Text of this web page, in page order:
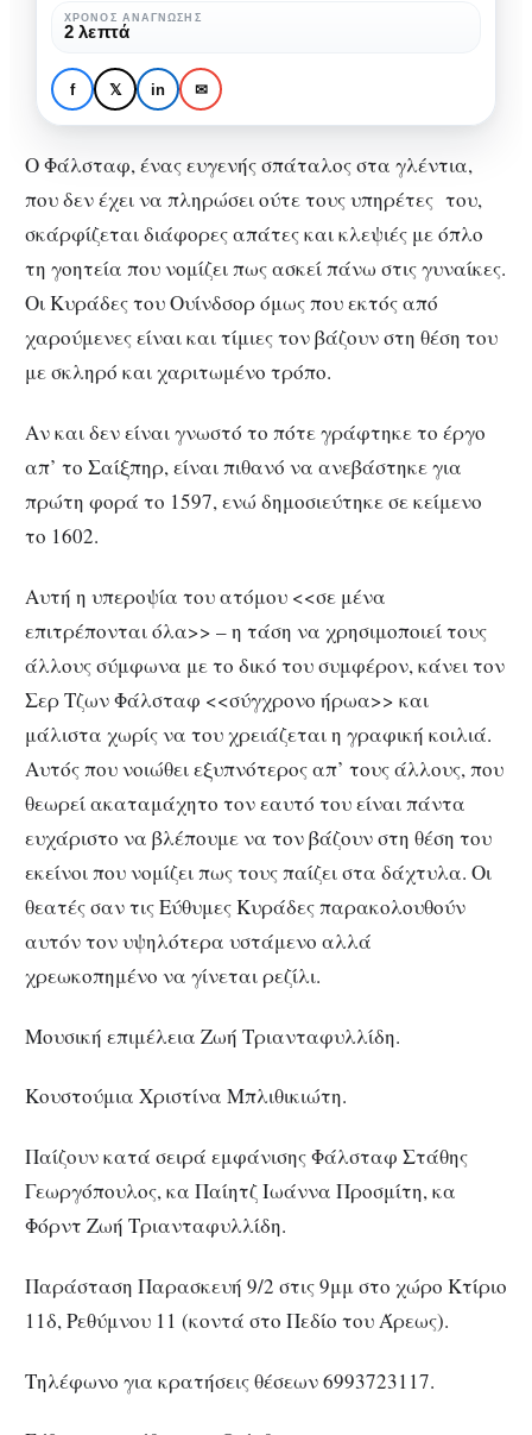
ΘΕΑΤΡΙΚΈΣ ΠΡΟΤΆΣΕΙΣ
Αθήνα: Οι Εύθυμες
κυράδες του Ουίνδσορ
για μία παράσταση
Ουίνδσορ
για
μία
παράσταση
ΧΡΌΝΟΣ ΑΝΆΓΝΩΣΗΣ
2 λεπτά
f 𝕏 in ✉
Ο Φάλσταφ, ένας ευγενής σπάταλος στα γλέντια,
που δεν έχει να πληρώσει ούτε τους υπηρέτες του,
σκάρφίζεται διάφορες απάτες και κλεψιές με όπλο
τη γοητεία που νομίζει πως ασκεί πάνω στις γυναίκες.
Οι Κυράδες του Ουίνδσορ όμως που εκτός από
χαρούμενες είναι και τίμιες τον βάζουν στη θέση του
με σκληρό και χαριτωμένο τρόπο.
Αν και δεν είναι γνωστό το πότε γράφτηκε το έργο
απ’ το Σαίξπηρ, είναι πιθανό να ανεβάστηκε για
πρώτη φορά το 1597, ενώ δημοσιεύτηκε σε κείμενο
το 1602.
Αυτή η υπεροψία του ατόμου <<σε μένα
επιτρέπονται όλα>> – η τάση να χρησιμοποιεί τους
άλλους σύμφωνα με το δικό του συμφέρον, κάνει τον
Σερ Τζων Φάλσταφ <<σύγχρονο ήρωα>> και
μάλιστα χωρίς να του χρειάζεται η γραφική κοιλιά.
Αυτός που νοιώθει εξυπνότερος απ’ τους άλλους, που
θεωρεί ακαταμάχητο τον εαυτό του είναι πάντα
ευχάριστο να βλέπουμε να τον βάζουν στη θέση του
εκείνοι που νομίζει πως τους παίζει στα δάχτυλα. Οι
θεατές σαν τις Εύθυμες Κυράδες παρακολουθούν
αυτόν τον υψηλότερα υστάμενο αλλά
χρεωκοπημένο να γίνεται ρεζίλι.
Μουσική επιμέλεια Ζωή Τριανταφυλλίδη.
Κουστούμια Χριστίνα Μπλιθικιώτη.
Παίζουν κατά σειρά εμφάνισης Φάλσταφ Στάθης
Γεωργόπουλος, κα Παίητζ Ιωάννα Προσμίτη, κα
Φόρντ Ζωή Τριανταφυλλίδη.
Παράσταση Παρασκευή 9/2 στις 9μμ στο χώρο Κτίριο
11δ, Ρεθύμνου 11 (κοντά στο Πεδίο του Άρεως).
Τηλέφωνο για κρατήσεις θέσεων 6993723117.